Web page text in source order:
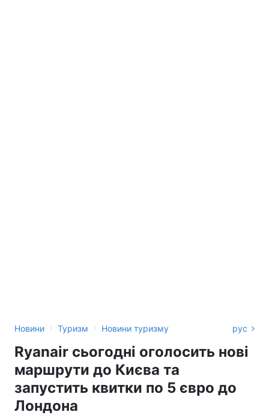
Новини › Туризм › Новини туризму рус
Ryanair сьогодні оголосить нові
маршрути до Києва та
запустить квитки по 5 євро до
Лондона